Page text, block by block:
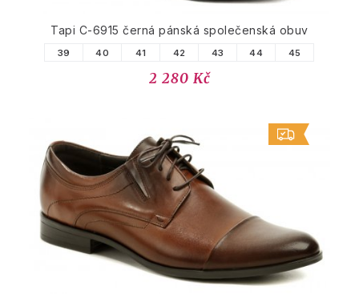
Tapi C-6915 černá pánská společenská obuv
39 40 41 42 43 44 45
2 280 Kč